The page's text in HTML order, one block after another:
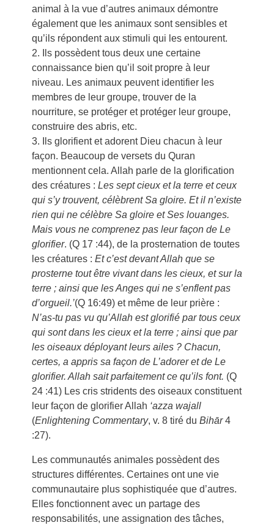
animal à la vue d’autres animaux démontre
également que les animaux sont sensibles et
qu’ils répondent aux stimuli qui les entourent.
2. Ils possèdent tous deux une certaine
connaissance bien qu’il soit propre à leur
niveau. Les animaux peuvent identifier les
membres de leur groupe, trouver de la
nourriture, se protéger et protéger leur groupe,
construire des abris, etc.
3. Ils glorifient et adorent Dieu chacun à leur
façon. Beaucoup de versets du Quran
mentionnent cela. Allah parle de la glorification
des créatures : Les sept cieux et la terre et ceux
qui s’y trouvent, célèbrent Sa gloire. Et il n’existe
rien qui ne célèbre Sa gloire et Ses louanges.
Mais vous ne comprenez pas leur façon de Le
glorifier. (Q 17 :44), de la prosternation de toutes
les créatures : Et c’est devant Allah que se
prosterne tout être vivant dans les cieux, et sur la
terre ; ainsi que les Anges qui ne s’enflent pas
d’orgueil.’(Q 16:49) et même de leur prière :
N’as-tu pas vu qu’Allah est glorifié par tous ceux
qui sont dans les cieux et la terre ; ainsi que par
les oiseaux déployant leurs ailes ? Chacun,
certes, a appris sa façon de L’adorer et de Le
glorifier. Allah sait parfaitement ce qu’ils font. (Q
24 :41) Les cris stridents des oiseaux constituent
leur façon de glorifier Allah ‘azza wajall
(Enlightening Commentary, v. 8 tiré du Bihār4
:27).
Les communautés animales possèdent des
structures différentes. Certaines ont une vie
communautaire plus sophistiquée que d’autres.
Elles fonctionnent avec un partage des
responsabilités, une assignation des tâches,